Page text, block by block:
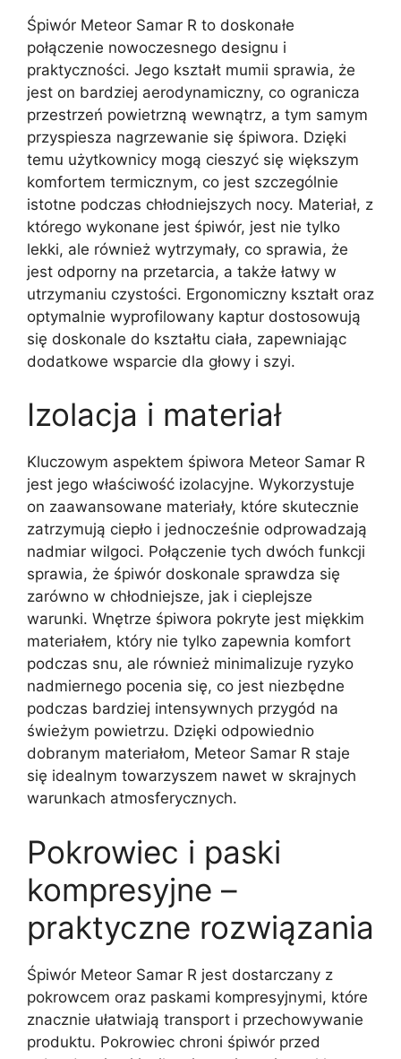
Śpiwór Meteor Samar R to doskonałe
połączenie nowoczesnego designu i
praktyczności. Jego kształt mumii sprawia, że
jest on bardziej aerodynamiczny, co ogranicza
przestrzeń powietrzną wewnątrz, a tym samym
przyspiesza nagrzewanie się śpiwora. Dzięki
temu użytkownicy mogą cieszyć się większym
komfortem termicznym, co jest szczególnie
istotne podczas chłodniejszych nocy. Materiał, z
którego wykonane jest śpiwór, jest nie tylko
lekki, ale również wytrzymały, co sprawia, że
jest odporny na przetarcia, a także łatwy w
utrzymaniu czystości. Ergonomiczny kształt oraz
optymalnie wyprofilowany kaptur dostosowują
się doskonale do kształtu ciała, zapewniając
dodatkowe wsparcie dla głowy i szyi.
Izolacja i materiał
Kluczowym aspektem śpiwora Meteor Samar R
jest jego właściwość izolacyjne. Wykorzystuje
on zaawansowane materiały, które skutecznie
zatrzymują ciepło i jednocześnie odprowadzają
nadmiar wilgoci. Połączenie tych dwóch funkcji
sprawia, że śpiwór doskonale sprawdza się
zarówno w chłodniejsze, jak i cieplejsze
warunki. Wnętrze śpiwora pokryte jest miękkim
materiałem, który nie tylko zapewnia komfort
podczas snu, ale również minimalizuje ryzyko
nadmiernego pocenia się, co jest niezbędne
podczas bardziej intensywnych przygód na
świeżym powietrzu. Dzięki odpowiednio
dobranym materiałom, Meteor Samar R staje
się idealnym towarzyszem nawet w skrajnych
warunkach atmosferycznych.
Pokrowiec i paski
kompresyjne –
praktyczne rozwiązania
Śpiwór Meteor Samar R jest dostarczany z
pokrowcem oraz paskami kompresyjnymi, które
znacznie ułatwiają transport i przechowywanie
produktu. Pokrowiec chroni śpiwór przed